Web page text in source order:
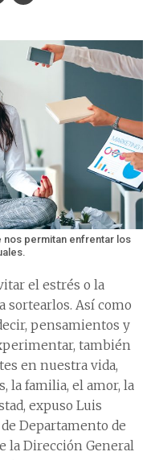
permitan enfrentar los
el estrés o la
sortearlos. Así como
pensamientos y
también
en nuestra vida,
la familia, el amor, la
expuso Luis
Departamento de
la Dirección General